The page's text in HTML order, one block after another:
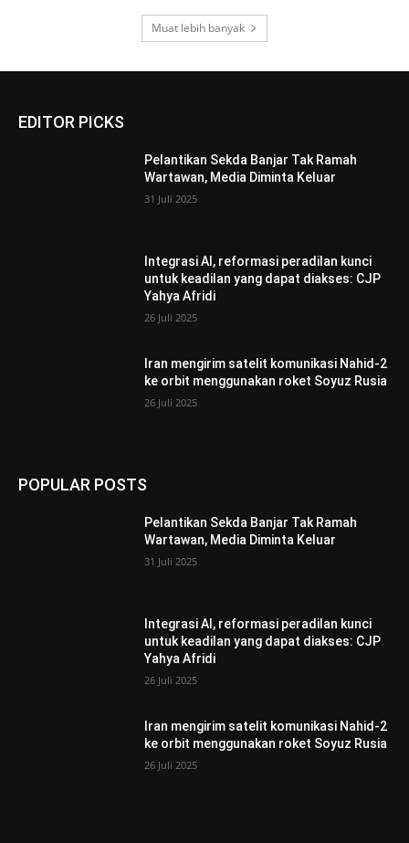
Muat lebih banyak
EDITOR PICKS
Pelantikan Sekda Banjar Tak Ramah
Wartawan, Media Diminta Keluar
31 Juli 2025
Integrasi AI, reformasi peradilan kunci
untuk keadilan yang dapat diakses: CJP
Yahya Afridi
26 Juli 2025
Iran mengirim satelit komunikasi Nahid-2
ke orbit menggunakan roket Soyuz Rusia
26 Juli 2025
POPULAR POSTS
Pelantikan Sekda Banjar Tak Ramah
Wartawan, Media Diminta Keluar
31 Juli 2025
Integrasi AI, reformasi peradilan kunci
untuk keadilan yang dapat diakses: CJP
Yahya Afridi
26 Juli 2025
Iran mengirim satelit komunikasi Nahid-2
ke orbit menggunakan roket Soyuz Rusia
26 Juli 2025